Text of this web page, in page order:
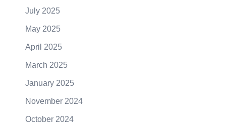
July 2025
May 2025
April 2025
March 2025
January 2025
November 2024
October 2024